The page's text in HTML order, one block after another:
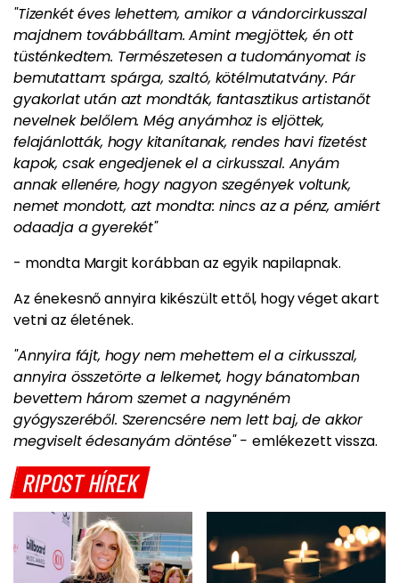
"Tizenkét éves lehettem, amikor a vándorcirkusszal
majdnem továbbálltam. Amint megjöttek, én ott
tüsténkedtem. Természetesen a tudományomat is
bemutattam: spárga, szaltó, kötélmutatvány. Pár
gyakorlat után azt mondták, fantasztikus artistanőt
nevelnek belőlem. Még anyámhoz is eljöttek,
felajánlották, hogy kitanítanak, rendes havi fizetést
kapok, csak engedjenek el a cirkusszal. Anyám
annak ellenére, hogy nagyon szegények voltunk,
nemet mondott, azt mondta: nincs az a pénz, amiért
odaadja a gyerekét"
- mondta Margit korábban az egyik napilapnak.
Az énekesnő annyira kikészült ettől, hogy véget akart
vetni az életének.
"Annyira fájt, hogy nem mehettem el a cirkusszal,
annyira összetörte a lelkemet, hogy bánatomban
bevettem három szemet a nagynéném
gyógyszeréből. Szerencsére nem lett baj, de akkor
megviselt édesanyám döntése" -emlékezett vissza.
RIPOST HÍREK